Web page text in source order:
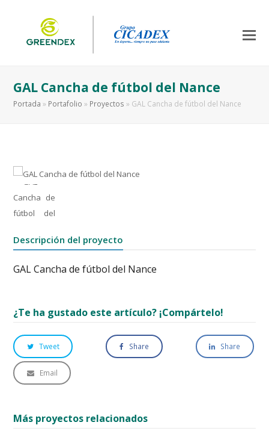
GAL Cancha de fútbol del Nance
Portada » Portafolio » Proyectos » GAL Cancha de fútbol del Nance
Descripción del proyecto
GAL Cancha de fútbol del Nance
¿Te ha gustado este artículo? ¡Compártelo!
Tweet Share Share
Email
Más proyectos relacionados